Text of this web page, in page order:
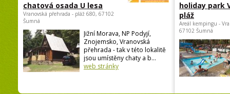
chatová osada U lesa
Vranovská přehrada - pláž 680, 67102
Šumná
Jižní Morava, NP Podyjí,
Znojemsko, Vranovská
přehrada - tak v této lokalitě
jsou umístěny chaty a b...
web stránky
holiday park
pláž
Areál kempingu -
67102 Šumná